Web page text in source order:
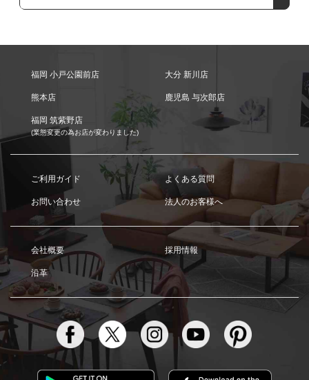
福岡 小戸公園前店 大分 新川店
熊本店 鹿児島 与次郎店
福岡 筑紫野店
(業態変更の為お店が変わりました)
ご利用ガイド よくある質問
お問い合わせ 法人のお客様へ
会社概要 採用情報
沿革